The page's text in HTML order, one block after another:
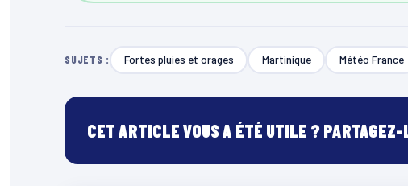
SUJETS : Fortes pluies et orages Martinique Météo France
CET ARTICLE VOUS A ÉTÉ UTILE ? PARTAGEZ-